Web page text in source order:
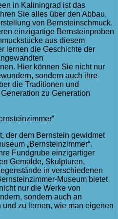
in Kaliningrad ist das
Sie alles über den Abbau,
von Bernsteinschmuck.
einzigartige Bernsteinproben
aus diesem
lernen die Geschichte der
Hier können Sie nicht nur
sondern auch ihre
die Traditionen und
zu Generation
der dem Bernstein gewidmet
„Bernsteinzimmer“.
Fundgrube einzigartiger
Gemälde, Skulpturen,
in verschiedenen
Museum bietet
nur die Werke von
sondern auch an
zu lernen, wie man eigenen